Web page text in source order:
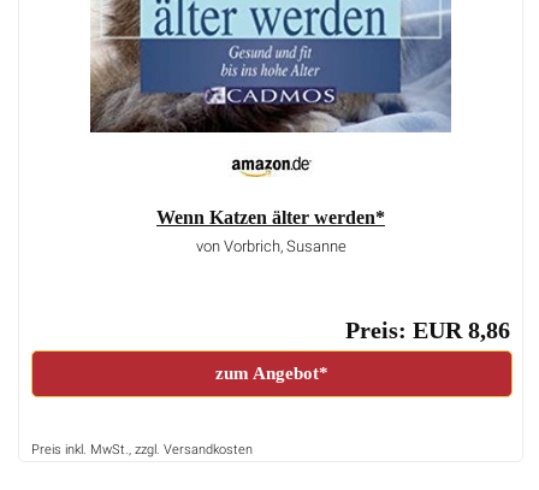
Wenn Katzen älter werden*
von Vorbrich, Susanne
Preis: EUR 8,86
zum Angebot*
Preis inkl. MwSt., zzgl. Versandkosten